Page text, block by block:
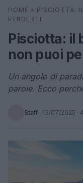
Cerca
HOME » PISCIOTTA:
PERDERTI
Pisciotta: il
non puoi
Un angolo di
parole. Ecco
Staff · 13/07/2025 ·